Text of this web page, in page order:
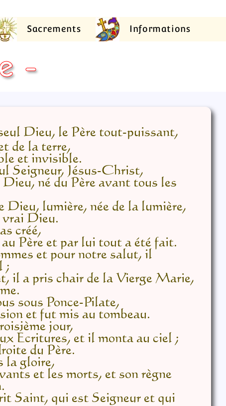
Sacrements Informations
-
Dieu, le Père tout-puissant,
de la terre,
et invisible.
Seigneur, Jésus-Christ,
né du Père avant tous les
Dieu, lumière, née de la lumière,
Dieu.
créé,
Père et par lui tout a été fait.
et pour notre salut, il
;
il a pris chair de la Vierge Marie,
sous Ponce-Pilate,
et fut mis au tombeau.
jour,
Écritures, et il monta au ciel ;
du Père.
la gloire,
et les morts, et son règne
Saint, qui est Seigneur et qui